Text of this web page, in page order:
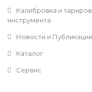
Калибровка и
инструмента
Новости и Публикации
Каталог
Сервис